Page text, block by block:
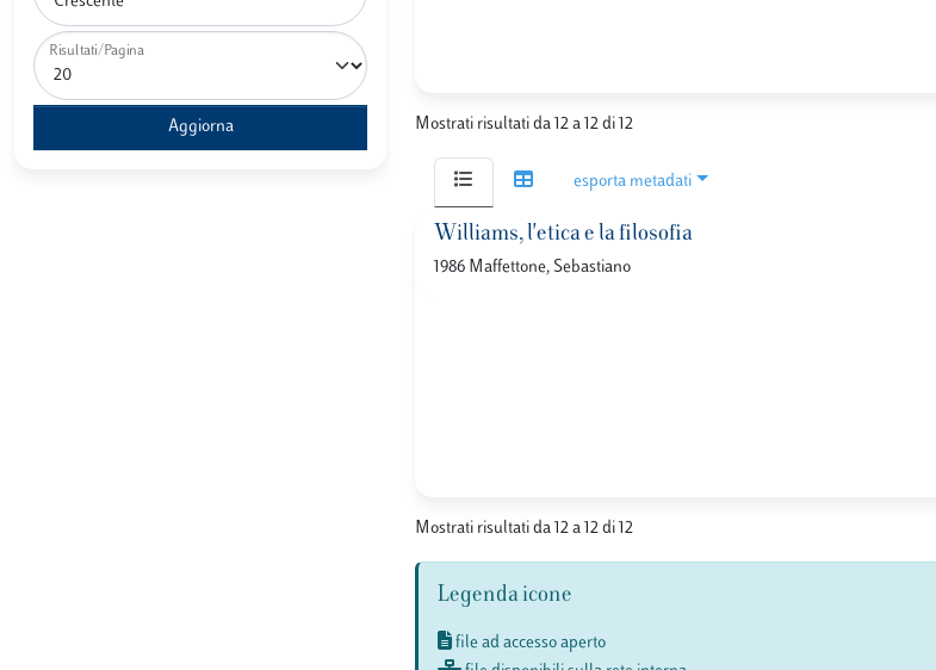
Risultati/Pagina
Mostrati risultati da 12 a 12 di 12
esporta metadati
Williams, l'etica e la filosofia
1986 Maffettone, Sebastiano
Mostrati risultati da 12 a 12 di 12
Legenda icone
file ad accesso aperto